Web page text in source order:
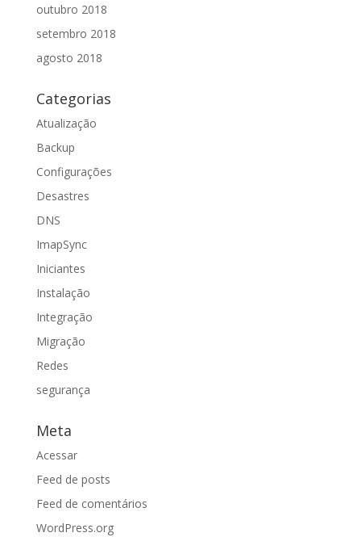
outubro 2018
setembro 2018
agosto 2018
Categorias
Atualização
Backup
Configurações
Desastres
DNS
ImapSync
Iniciantes
Instalação
Integração
Migração
Redes
segurança
Meta
Acessar
Feed de posts
Feed de comentários
WordPress.org